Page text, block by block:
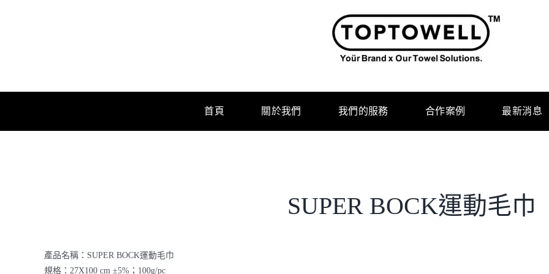
首頁 關於我們 我們的服務 合作案例 最新消息
SUPER BOCK運動毛巾
產品名稱：SUPER BOCK運動毛巾
規格：27X100 cm ±5%；100g/pc